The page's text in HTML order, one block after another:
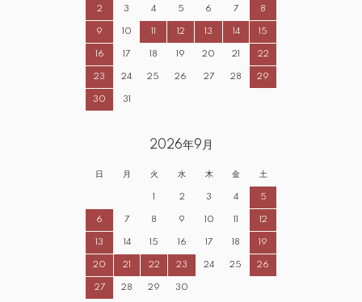
2 3 4 5 6 7 8
9 10 11 12 13 14 15
16 17 18 19 20 21 22
23 24 25 26 27 28 29
30 31
2026年9月
日 月 火 水 木 金 土
1 2 3 4 5
6 7 8 9 10 11 12
13 14 15 16 17 18 19
20 21 22 23 24 25 26
27 28 29 30